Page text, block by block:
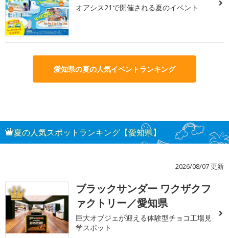
オアシス21で開催される夏のイベント
愛知県の夏の人気イベントランキング
夏の人気スポットランキング【愛知県】
2026/08/07 更新
1
ブラックサンダー ワクザクフ
ァクトリー／愛知県
巨大オブジェが迎える体験型チョコ工場見
学スポット